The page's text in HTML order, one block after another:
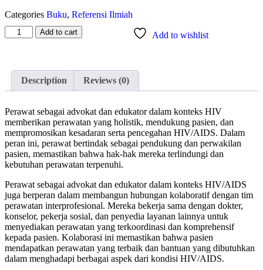
Categories Buku, Referensi Ilmiah
Add to cart Add to wishlist
Description Reviews (0)
Perawat sebagai advokat dan edukator dalam konteks HIV
memberikan perawatan yang holistik, mendukung pasien, dan
mempromosikan kesadaran serta pencegahan HIV/AIDS. Dalam
peran ini, perawat bertindak sebagai pendukung dan perwakilan
pasien, memastikan bahwa hak-hak mereka terlindungi dan
kebutuhan perawatan terpenuhi.
Perawat sebagai advokat dan edukator dalam konteks HIV/AIDS
juga berperan dalam membangun hubungan kolaboratif dengan tim
perawatan interprofesional. Mereka bekerja sama dengan dokter,
konselor, pekerja sosial, dan penyedia layanan lainnya untuk
menyediakan perawatan yang terkoordinasi dan komprehensif
kepada pasien. Kolaborasi ini memastikan bahwa pasien
mendapatkan perawatan yang terbaik dan bantuan yang dibutuhkan
dalam menghadapi berbagai aspek dari kondisi HIV/AIDS.